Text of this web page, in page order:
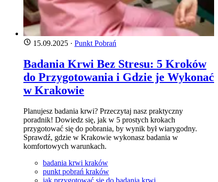
15.09.2025 · Punkt Pobrań
Badania Krwi Bez Stresu: 5 Kroków
do Przygotowania i Gdzie je Wykonać
w Krakowie
Planujesz badania krwi? Przeczytaj nasz praktyczny
poradnik! Dowiedz się, jak w 5 prostych krokach
przygotować się do pobrania, by wynik był wiarygodny.
Sprawdź, gdzie w Krakowie wykonasz badania w
komfortowych warunkach.
badania krwi kraków
punkt pobrań kraków
jak przygotować się do badania krwi